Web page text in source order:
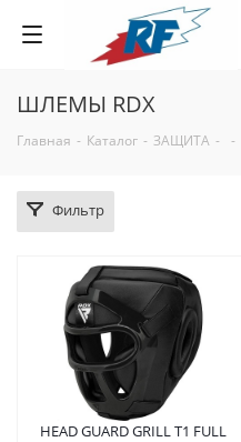
ШЛЕМЫ RDX
Главная - Каталог - ЗАЩИТА - -
Фильтр
HEAD GUARD GRILL T1 FULL